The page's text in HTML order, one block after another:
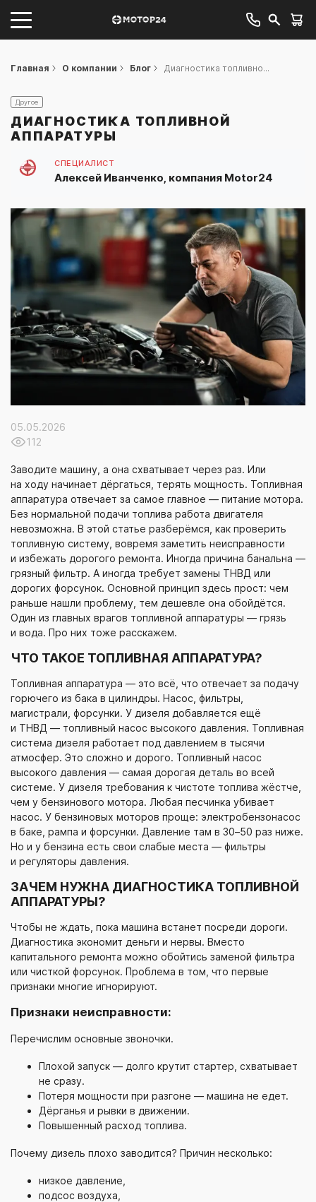
Главная О компании Блог Диагностика топливно...
Другое
ДИАГНОСТИКА ТОПЛИВНОЙ
АППАРАТУРЫ
СПЕЦИАЛИСТ
Алексей Иванченко, компания Motor24
05.05.2026
112
Заводите машину, а она схватывает через раз. Или
на ходу начинает дёргаться, терять мощность. Топливная
аппаратура отвечает за самое главное — питание мотора.
Без нормальной подачи топлива работа двигателя
невозможна. В этой статье разберёмся, как проверить
топливную систему, вовремя заметить неисправности
и избежать дорогого ремонта. Иногда причина банальна —
грязный фильтр. А иногда требует замены ТНВД или
дорогих форсунок. Основной принцип здесь прост: чем
раньше нашли проблему, тем дешевле она обойдётся.
Один из главных врагов топливной аппаратуры — грязь
и вода. Про них тоже расскажем.
ЧТО ТАКОЕ ТОПЛИВНАЯ АППАРАТУРА?
Топливная аппаратура — это всё, что отвечает за подачу
горючего из бака в цилиндры. Насос, фильтры,
магистрали, форсунки. У дизеля добавляется ещё
и ТНВД — топливный насос высокого давления. Топливная
система дизеля работает под давлением в тысячи
атмосфер. Это сложно и дорого. Топливный насос
высокого давления — самая дорогая деталь во всей
системе. У дизеля требования к чистоте топлива жёстче,
чем у бензинового мотора. Любая песчинка убивает
насос. У бензиновых моторов проще: электробензонасос
в баке, рампа и форсунки. Давление там в 30–50 раз ниже.
Но и у бензина есть свои слабые места — фильтры
и регуляторы давления.
ЗАЧЕМ НУЖНА ДИАГНОСТИКА ТОПЛИВНОЙ
АППАРАТУРЫ?
Чтобы не ждать, пока машина встанет посреди дороги.
Диагностика экономит деньги и нервы. Вместо
капитального ремонта можно обойтись заменой фильтра
или чисткой форсунок. Проблема в том, что первые
признаки многие игнорируют.
Признаки неисправности:
Перечислим основные звоночки.
Плохой запуск — долго крутит стартер, схватывает
не сразу.
Потеря мощности при разгоне — машина не едет.
Дёрганья и рывки в движении.
Повышенный расход топлива.
Почему дизель плохо заводится? Причин несколько:
низкое давление,
подсос воздуха,